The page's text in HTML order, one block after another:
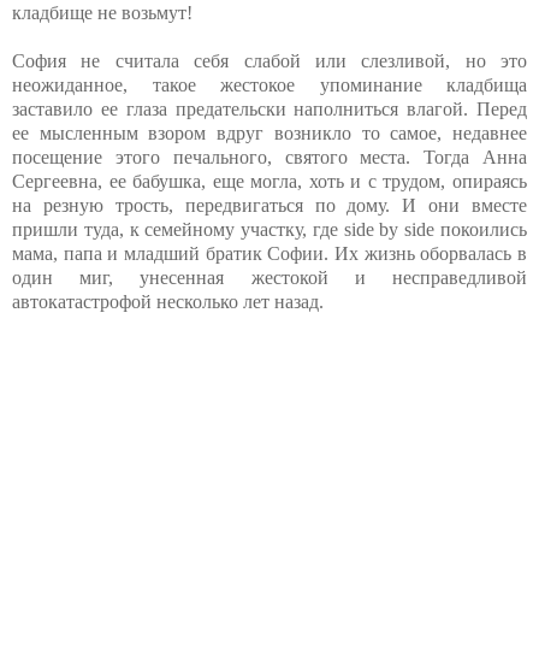
кладбище не возьмут!
София не считала себя слабой или слезливой, но это
неожиданное, такое жестокое упоминание кладбища
заставило ее глаза предательски наполниться влагой. Перед
ее мысленным взором вдруг возникло то самое, недавнее
посещение этого печального, святого места. Тогда Анна
Сергеевна, ее бабушка, еще могла, хоть и с трудом, опираясь
на резную трость, передвигаться по дому. И они вместе
пришли туда, к семейному участку, где side by side покоились
мама, папа и младший братик Софии. Их жизнь оборвалась в
один миг, унесенная жестокой и несправедливой
автокатастрофой несколько лет назад.